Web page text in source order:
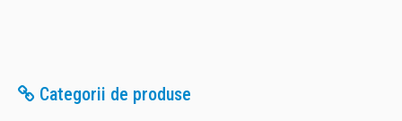
Categorii de produse